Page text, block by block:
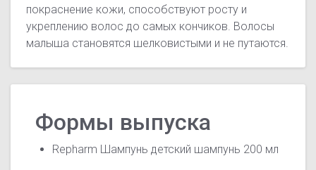
покраснение кожи, способствуют росту и
укреплению волос до самых кончиков. Волосы
малыша становятся шелковистыми и не путаются.
Формы выпуска
Repharm Шампунь детский шампунь 200 мл